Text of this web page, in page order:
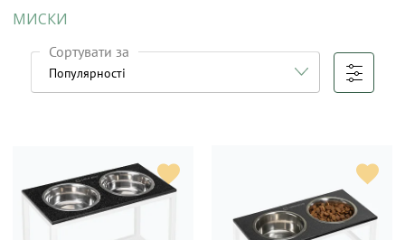
МИСКИ
Сортувати за